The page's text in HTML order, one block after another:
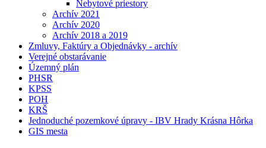
Nebytové priestory
Archív 2021
Archív 2020
Archív 2018 a 2019
Zmluvy, Faktúry a Objednávky - archív
Verejné obstarávanie
Územný plán
PHSR
KPSS
POH
KRŠ
Jednoduché pozemkové úpravy - IBV Hrady Krásna Hôrka
GIS mesta